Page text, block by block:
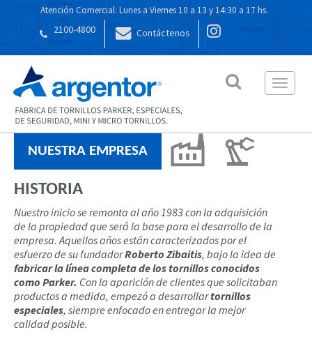
Atención Comercial: Lunes a Viernes 10 a 13 y 14:30 a 17 hs.
2100-4800 Contáctenos
Toggle
NUESTRA EMPRESA
HISTORIA
Nuestro inicio se remonta al año 1983 con la adquisición
de la propiedad que será la base para el desarrollo de la
empresa. Aquellos años están caracterizados por el
esfuerzo de su fundadorRoberto Zibaitis, bajo la idea de
fabricar la línea completa de los tornillos conocidos
como Parker. Con la aparición de clientes que solicitaban
productos a medida, empezó a desarrollartornillos
especiales, siempre enfocado en entregar la mejor
calidad posible.